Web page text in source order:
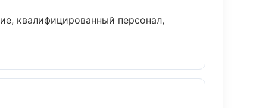
квалифицированный персонал,